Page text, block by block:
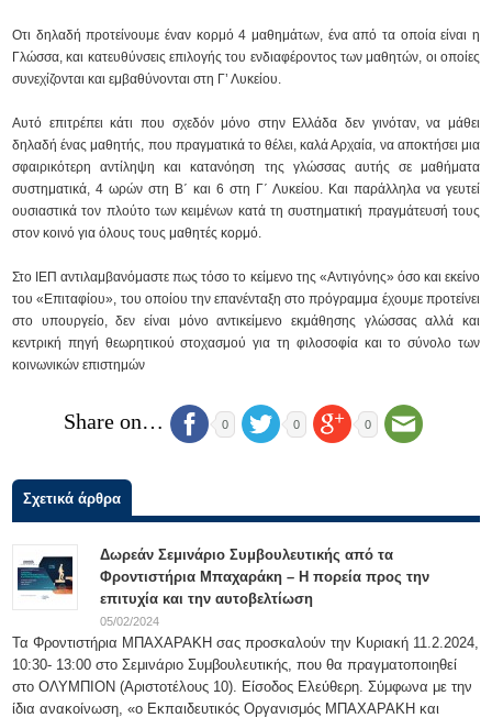
Οτι δηλαδή προτείνουμε έναν κορμό 4 μαθημάτων, ένα από τα οποία είναι η
Γλώσσα, και κατευθύνσεις επιλογής του ενδιαφέροντος των μαθητών, οι οποίες
συνεχίζονται και εμβαθύνονται στη Γ’ Λυκείου.
Αυτό επιτρέπει κάτι που σχεδόν μόνο στην Ελλάδα δεν γινόταν, να μάθει
δηλαδή ένας μαθητής, που πραγματικά το θέλει, καλά Αρχαία, να αποκτήσει μια
σφαιρικότερη αντίληψη και κατανόηση της γλώσσας αυτής σε μαθήματα
συστηματικά, 4 ωρών στη Β΄ και 6 στη Γ΄ Λυκείου. Και παράλληλα να γευτεί
ουσιαστικά τον πλούτο των κειμένων κατά τη συστηματική πραγμάτευσή τους
στον κοινό για όλους τους μαθητές κορμό.
Στο ΙΕΠ αντιλαμβανόμαστε πως τόσο το κείμενο της «Αντιγόνης» όσο και εκείνο
του «Επιταφίου», του οποίου την επανένταξη στο πρόγραμμα έχουμε προτείνει
στο υπουργείο, δεν είναι μόνο αντικείμενο εκμάθησης γλώσσας αλλά και
κεντρική πηγή θεωρητικού στοχασμού για τη φιλοσοφία και το σύνολο των
κοινωνικών επιστημών
Share on… 0 0 0
Σχετικά άρθρα
Δωρεάν Σεμινάριο Συμβουλευτικής από τα
Φροντιστήρια Μπαχαράκη – Η πορεία προς την
επιτυχία και την αυτοβελτίωση
05/02/2024
Τα Φροντιστήρια ΜΠΑΧΑΡΑΚΗ σας προσκαλούν την Κυριακή 11.2.2024,
10:30- 13:00 στο Σεμινάριο Συμβουλευτικής, που θα πραγματοποιηθεί
στο ΟΛΥΜΠΙΟΝ (Αριστοτέλους 10). Είσοδος Ελεύθερη. Σύμφωνα με την
ίδια ανακοίνωση, «ο Εκπαιδευτικός Οργανισμός ΜΠΑΧΑΡΑΚΗ και